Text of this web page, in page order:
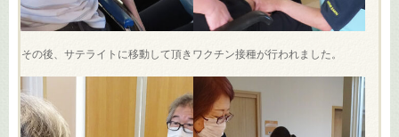
その後、サテライトに移動して頂きワクチン接種が行われました。